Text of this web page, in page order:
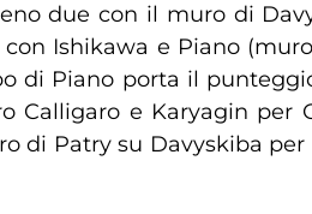
due con il muro di
Ishikawa e Piano
Piano porta il
Calligaro e Karyagin
di Patry su Davyskiba